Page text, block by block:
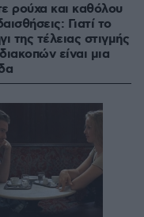
ρούχα και καθόλου
Γιατί το
της τέλειας στιγμής
είναι μια